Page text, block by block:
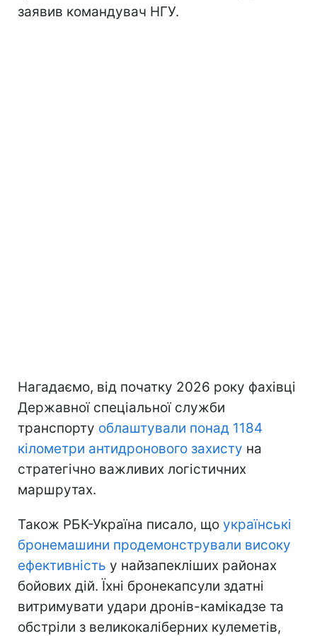
заявив командувач НГУ.
Нагадаємо, від початку 2026 року фахівці
Державної спеціальної служби
транспорту облаштували понад 1184
кілометри антидронового захисту на
стратегічно важливих логістичних
маршрутах.
Також РБК-Україна писало, що українські
бронемашини продемонстрували високу
ефективність у найзапекліших районах
бойових дій. Їхні бронекапсули здатні
витримувати удари дронів-камікадзе та
обстріли з великокаліберних кулеметів,